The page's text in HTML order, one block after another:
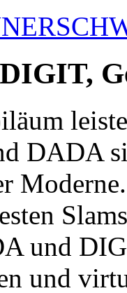
DADA
und
und